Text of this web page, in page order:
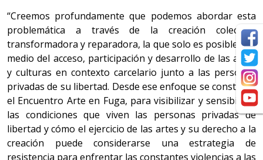
“Creemos profundamente que podemos abordar esta
problemática a través de la creación colectiva,
transformadora y reparadora, la que solo es posible por
medio del acceso, participación y desarrollo de las artes
y culturas en contexto carcelario junto a las personas
privadas de su libertad. Desde ese enfoque se construye
el Encuentro Arte en Fuga, para visibilizar y sensibilizar
las condiciones que viven las personas privadas de
libertad y cómo el ejercicio de las artes y su derecho a la
creación puede considerarse una estrategia de
resistencia para enfrentar las constantes violencias a las